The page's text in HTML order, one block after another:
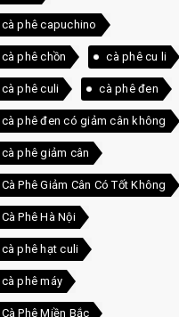
cà phê capuchino
cà phê chồn cà phê cu li
cà phê culi cà phê đen
cà phê đen có giảm cân không
cà phê giảm cân
Cà Phê Giảm Cân Có Tốt Không
Cà Phê Hà Nội
cà phê hạt culi
cà phê máy
Cà Phê Miền Bắc